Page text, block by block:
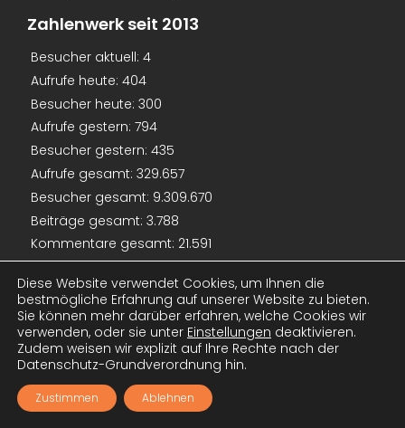
Zahlenwerk seit 2013
Besucher aktuell: 4
Aufrufe heute: 404
Besucher heute: 300
Aufrufe gestern: 794
Besucher gestern: 435
Aufrufe gesamt: 329.657
Besucher gesamt: 9.309.670
Beiträge gesamt: 3.788
Kommentare gesamt: 21.591
Mitglieder gesamt:2.023
Archiv
2026 (128)
2025(214)
2024(233)
Diese Website verwendet Cookies, um Ihnen die
bestmögliche Erfahrung auf unserer Website zu bieten.
Sie können mehr darüber erfahren, welche Cookies wir
verwenden, oder sie unter Einstellungen deaktivieren.
Zudem weisen wir explizit auf Ihre Rechte nach der
Datenschutz-Grundverordnung hin.
Zustimmen Ablehnen